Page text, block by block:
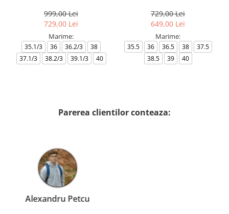
999,00 Lei
729,00 Lei
Marime:
35.1/3 36 36.2/3
38
37.1/3
38.2/3 39.1/3 40
729,00 Lei
649,00 Lei
Marime:
35.5 36 36.5 38
37.5
38.5
39 40
Parerea clientilor conteaza: